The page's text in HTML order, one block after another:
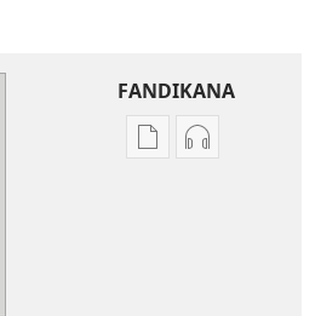
FANDIKANA
FandikanaFandikana